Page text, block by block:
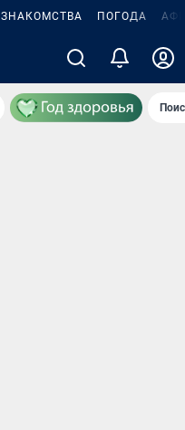
ЗНАКОМСТВА ПОГОДА